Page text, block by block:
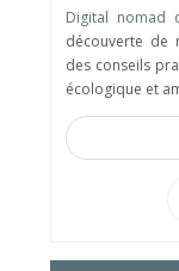
Digital nomad
découverte de
des conseils
écologique et